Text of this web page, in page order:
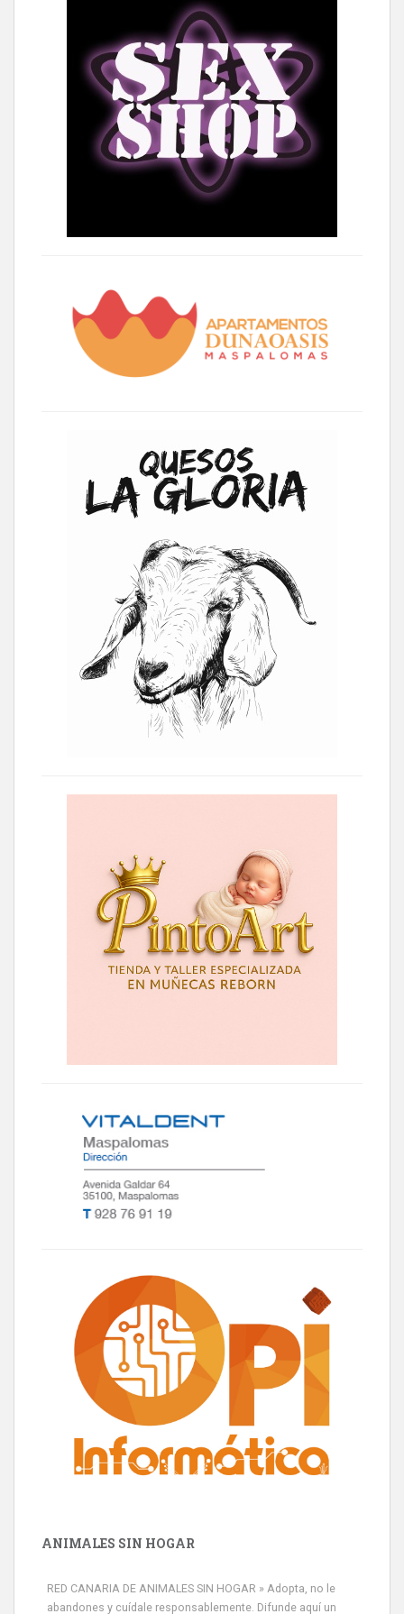
ANIMALES SIN HOGAR
RED CANARIA DE ANIMALES SIN HOGAR » Adopta, no le
abandones y cuídale responsablemente. Difunde aquí un